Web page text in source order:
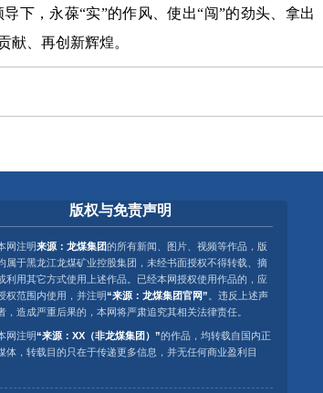
下，永葆“实”的作风、使出“闯”的劲头、拿出
献、再创新辉煌。
版权与免责声明
网注明来源：龙煤集团的所有新闻、图片、视频等作品，版
属于黑龙江龙煤矿业控股集团，未经书面授权不得转载、摘
利用其它方式使用上述作品。已经本网授权使用作品的，应
权范围内使用，并注明“来源：龙煤集团官网” 。违反上述声
，造成严重后果的，本网将严肃追究其相关法律责任。
网注明“来源：XX（非龙煤集团）”的作品，均转载自国内正
体，转载目的只在于传递更多信息，并无任何商业盈利目